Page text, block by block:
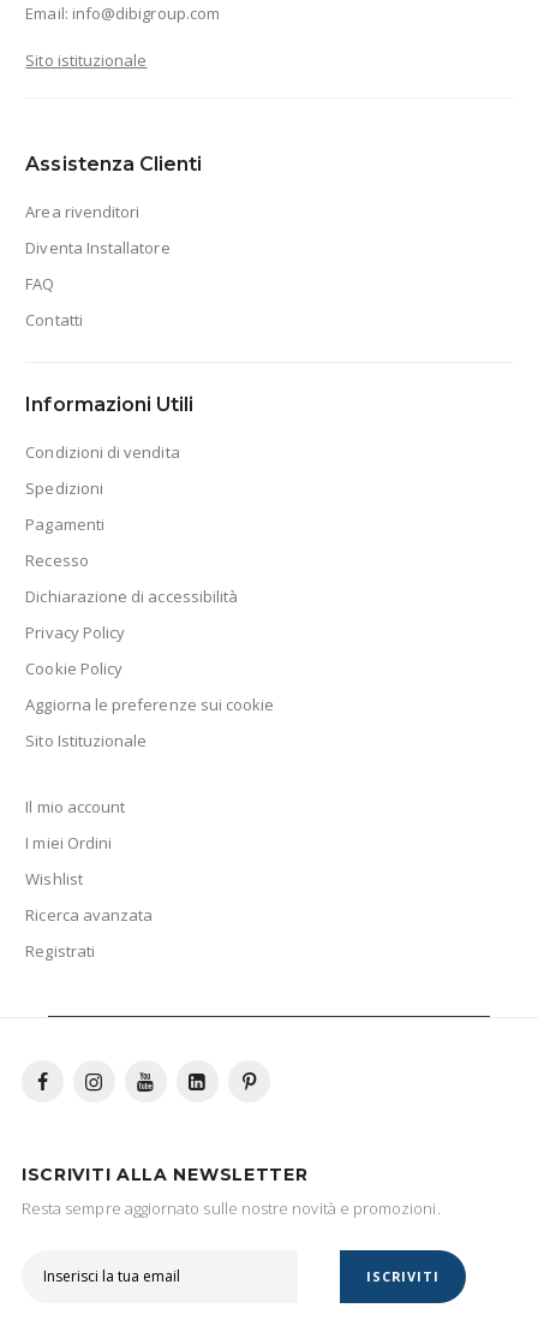
Email: info@dibigroup.com
Sito istituzionale
Assistenza Clienti
Area rivenditori
Diventa Installatore
FAQ
Contatti
Informazioni Utili
Condizioni di vendita
Spedizioni
Pagamenti
Recesso
Dichiarazione di accessibilità
Privacy Policy
Cookie Policy
Aggiorna le preferenze sui cookie
Sito Istituzionale
Il mio account
I miei Ordini
Wishlist
Ricerca avanzata
Registrati
ISCRIVITI ALLA NEWSLETTER
Resta sempre aggiornato sulle nostre novità e promozioni.
ISCRIVITI